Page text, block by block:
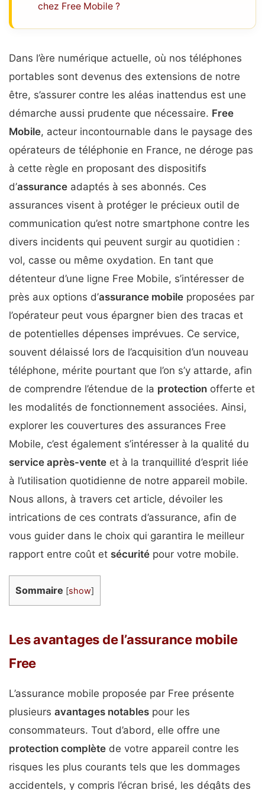
chez Free Mobile ?
Dans l’ère numérique actuelle, où nos téléphones
portables sont devenus des extensions de notre
être, s’assurer contre les aléas inattendus est une
démarche aussi prudente que nécessaire. Free
Mobile, acteur incontournable dans le paysage des
opérateurs de téléphonie en France, ne déroge pas
à cette règle en proposant des dispositifs
d’assurance adaptés à ses abonnés. Ces
assurances visent à protéger le précieux outil de
communication qu’est notre smartphone contre les
divers incidents qui peuvent surgir au quotidien :
vol, casse ou même oxydation. En tant que
détenteur d’une ligne Free Mobile, s’intéresser de
près aux options d’assurance mobile proposées par
l’opérateur peut vous épargner bien des tracas et
de potentielles dépenses imprévues. Ce service,
souvent délaissé lors de l’acquisition d’un nouveau
téléphone, mérite pourtant que l’on s’y attarde, afin
de comprendre l’étendue de la protection offerte et
les modalités de fonctionnement associées. Ainsi,
explorer les couvertures des assurances Free
Mobile, c’est également s’intéresser à la qualité du
service après-vente et à la tranquillité d’esprit liée
à l’utilisation quotidienne de notre appareil mobile.
Nous allons, à travers cet article, dévoiler les
intrications de ces contrats d’assurance, afin de
vous guider dans le choix qui garantira le meilleur
rapport entre coût et sécurité pour votre mobile.
Sommaire [show]
Les avantages de l’assurance mobile
Free
L’assurance mobile proposée par Free présente
plusieurs avantages notables pour les
consommateurs. Tout d’abord, elle offre une
protection complète de votre appareil contre les
risques les plus courants tels que les dommages
accidentels, y compris l’écran brisé, les dégâts des